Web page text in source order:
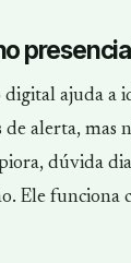
digital ajuda a
de alerta, mas
dúvida
Ele funciona